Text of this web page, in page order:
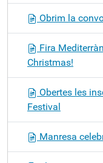
Obrim la
Fira
Christmas!
Obertes les
Festival
Manresa